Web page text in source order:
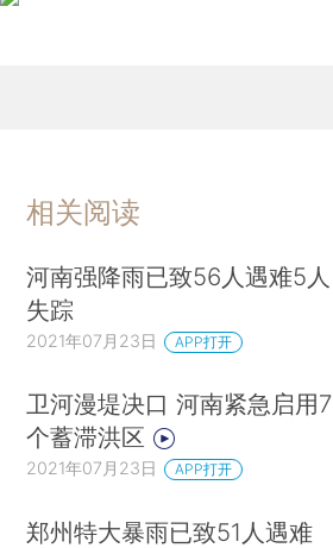
相关阅读
河南强降雨已致56人遇难5人
失踪
2021年07月23日 APP打开
卫河漫堤决口 河南紧急启用7
个蓄滞洪区
2021年07月23日 APP打开
郑州特大暴雨已致51人遇难